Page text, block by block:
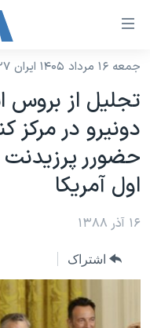
لینکهای
دسترسی
جهش
محتوای
اصلی
جهش
صفحه
جهش
به
نسخه سبک وب‌سایت
موضوع ها
ایران
آمریکا
جهان
ورزشی
گزیده‌ها
ویژه برنامه‌ها
برنامه های تلویزیونی
جدول برنامه ها
صفحه‌های ویژه
جام جهانی ۲۰۲۶
عملیات خشم حماسی
فرکانس‌های صدای آمریکا
پخش رادیویی
یادگیری زبان انگلیسی
جمعه ۱۶ مرداد ۱۴۰۵ ایران ۲۳:۲۷
تجلیل از بروس
دونیرو در مرکز
حضورر پرزیدنت
اول آمریکا
۱۶ آذر ۱۳۸۸
اشتراک